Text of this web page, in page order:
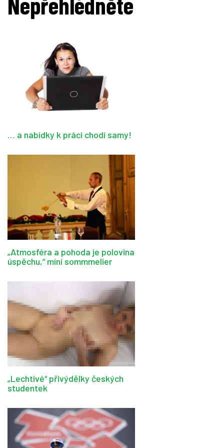
… a nabídky k práci chodí samy!
„Atmosféra a pohoda je polovina
úspěchu,“ míní sommmelier
„Lechtivé“ přivýdělky českých
studentek